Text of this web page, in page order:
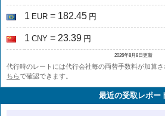
1 EUR = 182.45 円
1 CNY = 23.39 円
2026年8月8日更新
代行時のレートには代行会社毎の両替手数料が加算
ちらで確認できます。
最近の受取レポー